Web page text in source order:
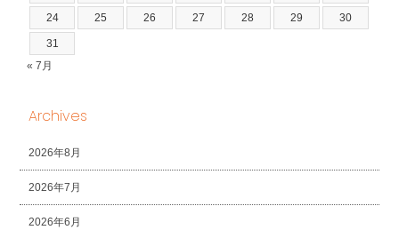
24 25 26 27 28 29 30
31
« 7月
Archives
2026年8月
2026年7月
2026年6月